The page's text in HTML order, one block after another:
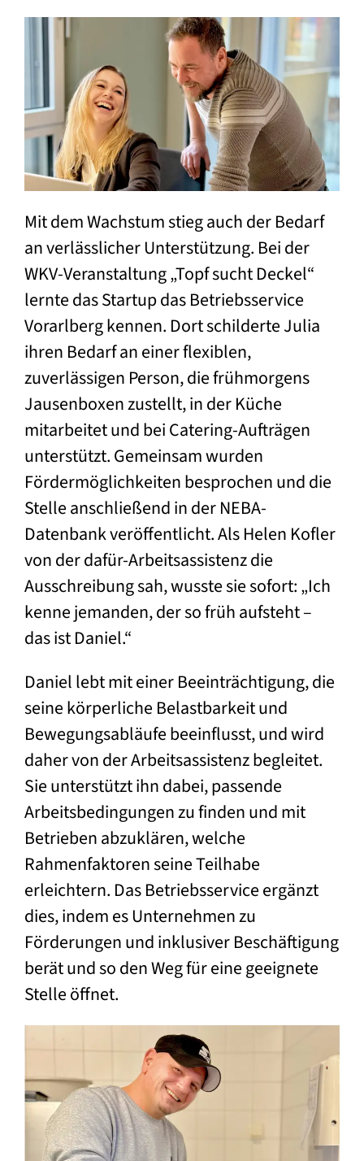
Mit dem Wachstum stieg auch der Bedarf
an verlässlicher Unterstützung. Bei der
WKV-Veranstaltung „Topf sucht Deckel“
lernte das Startup das Betriebsservice
Vorarlberg kennen. Dort schilderte Julia
ihren Bedarf an einer flexiblen,
zuverlässigen Person, die frühmorgens
Jausenboxen zustellt, in der Küche
mitarbeitet und bei Catering-Aufträgen
unterstützt. Gemeinsam wurden
Fördermöglichkeiten besprochen und die
Stelle anschließend in der NEBA-
Datenbank veröffentlicht. Als Helen Kofler
von der dafür-Arbeitsassistenz die
Ausschreibung sah, wusste sie sofort: „Ich
kenne jemanden, der so früh aufsteht –
das ist Daniel.“
Daniel lebt mit einer Beeinträchtigung, die
seine körperliche Belastbarkeit und
Bewegungsabläufe beeinflusst, und wird
daher von der Arbeitsassistenz begleitet.
Sie unterstützt ihn dabei, passende
Arbeitsbedingungen zu finden und mit
Betrieben abzuklären, welche
Rahmenfaktoren seine Teilhabe
erleichtern. Das Betriebsservice ergänzt
dies, indem es Unternehmen zu
Förderungen und inklusiver Beschäftigung
berät und so den Weg für eine geeignete
Stelle öffnet.